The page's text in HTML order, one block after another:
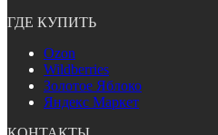
ГДЕ КУПИТЬ
Ozon
Wildberries
Золотое Яблоко
Яндекс Маркет